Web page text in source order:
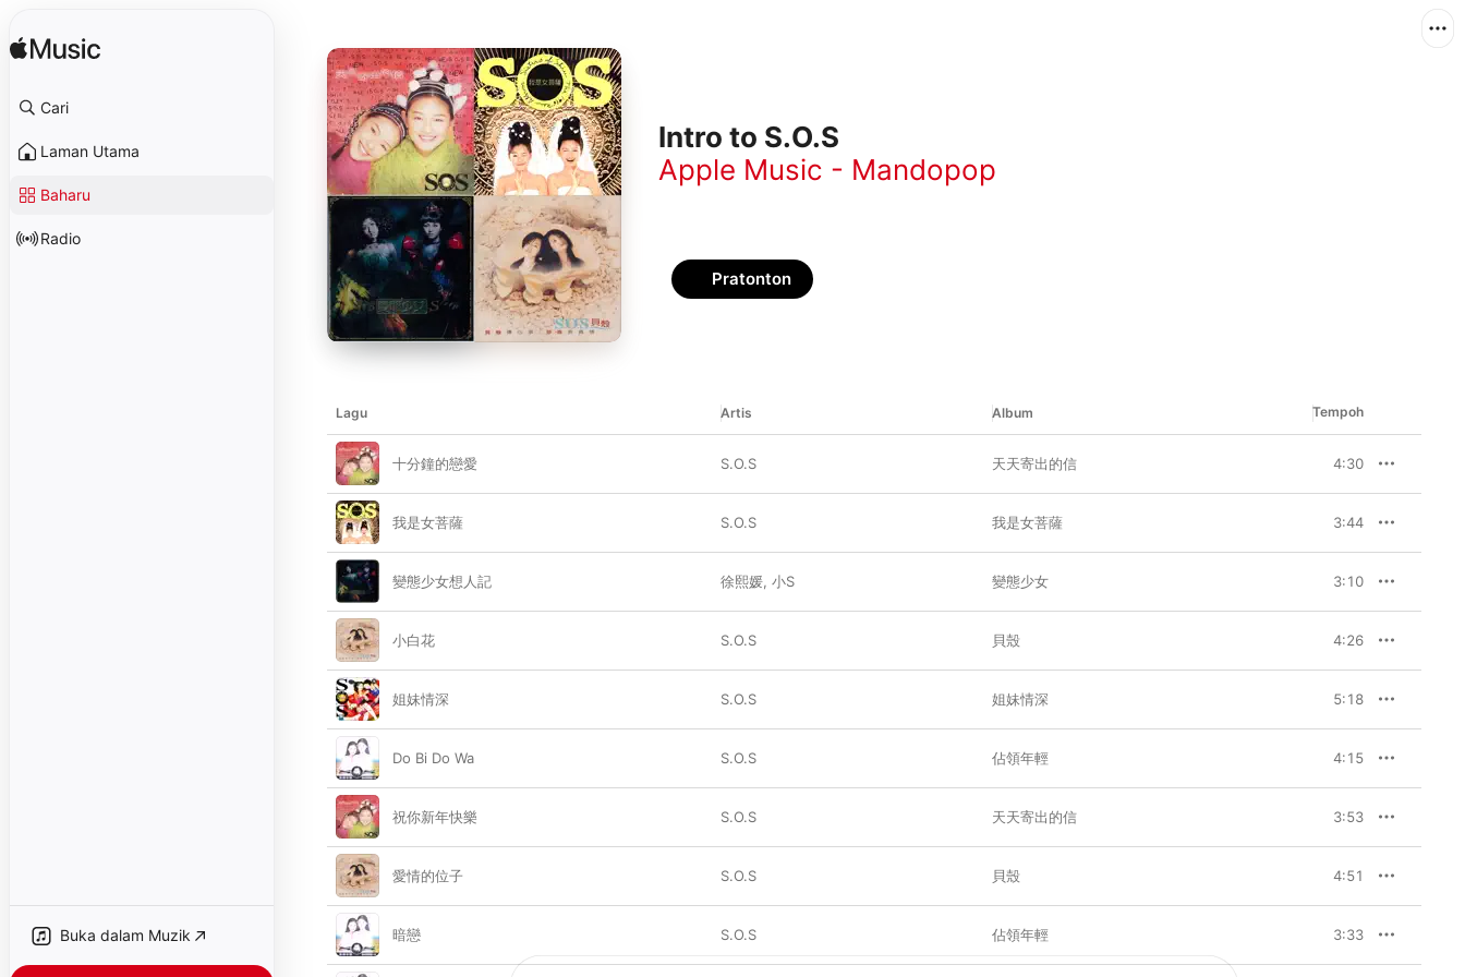
Cari
Laman Utama
Baharu
Radio
Buka dalam Muzik
Intro to S.O.S
Apple Music - Mandopop
Pratonton
Lagu Artis Album Tempoh
十分鐘的戀愛 S.O.S 天天寄出的信 4:30
我是女菩薩 S.O.S 我是女菩薩 3:44
變態少女想人記 徐熙媛, 小S 變態少女 3:10
小白花 S.O.S 貝殼 4:26
姐妹情深 S.O.S 姐妹情深 5:18
Do Bi Do Wa S.O.S 佔領年輕 4:15
祝你新年快樂 S.O.S 天天寄出的信 3:53
愛情的位子 S.O.S 貝殼 4:51
暗戀 S.O.S 佔領年輕 3:33